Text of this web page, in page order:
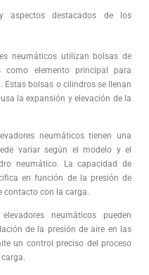
aspectos destacados de los
neumáticos utilizan bolsas de
como elemento principal para
Estas bolsas o cilindros se llenan
la expansión y elevación de la
neumáticos tienen una
variar según el modelo y el
neumático. La capacidad de
en función de la presión de
contacto con la carga.
neumáticos pueden
de la presión de aire en las
un control preciso del proceso